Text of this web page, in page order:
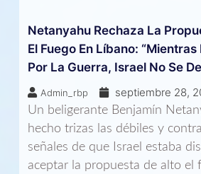
Netanyahu Rechaza La
El Fuego En Líbano:
Por La Guerra, Israel No Se
Admin_rbp septiembre 28,
Un beligerante Benjamín
hecho trizas las débiles y
señales de que Israel estaba
aceptar la propuesta de alto el